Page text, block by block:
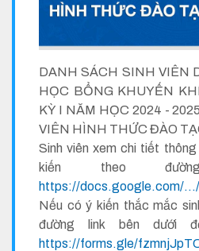
DANH SÁCH SINH VIÊN
HỌC BỔNG KHUYẾN
KỲ I NĂM HỌC 2024 -
VIÊN HÌNH THỨC ĐÀO
Sinh viên xem chi tiết
kiến theo
https://docs.google.com/
Nếu có ý kiến thắc mắc
đường link bên dưới
https://forms.gle/